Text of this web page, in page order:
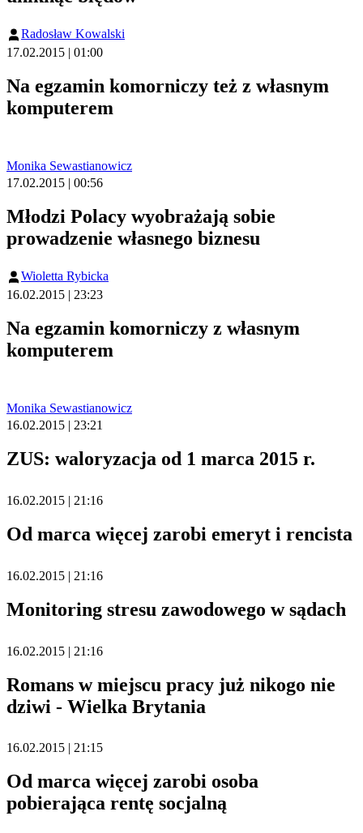
Radosław Kowalski
17.02.2015 | 01:00
Na egzamin komorniczy też z własnym
komputerem
Monika Sewastianowicz
17.02.2015 | 00:56
Młodzi Polacy wyobrażają sobie
prowadzenie własnego biznesu
Wioletta Rybicka
16.02.2015 | 23:23
Na egzamin komorniczy z własnym
komputerem
Monika Sewastianowicz
16.02.2015 | 23:21
ZUS: waloryzacja od 1 marca 2015 r.
16.02.2015 | 21:16
Od marca więcej zarobi emeryt i rencista
16.02.2015 | 21:16
Monitoring stresu zawodowego w sądach
16.02.2015 | 21:16
Romans w miejscu pracy już nikogo nie
dziwi - Wielka Brytania
16.02.2015 | 21:15
Od marca więcej zarobi osoba
pobierająca rentę socjalną